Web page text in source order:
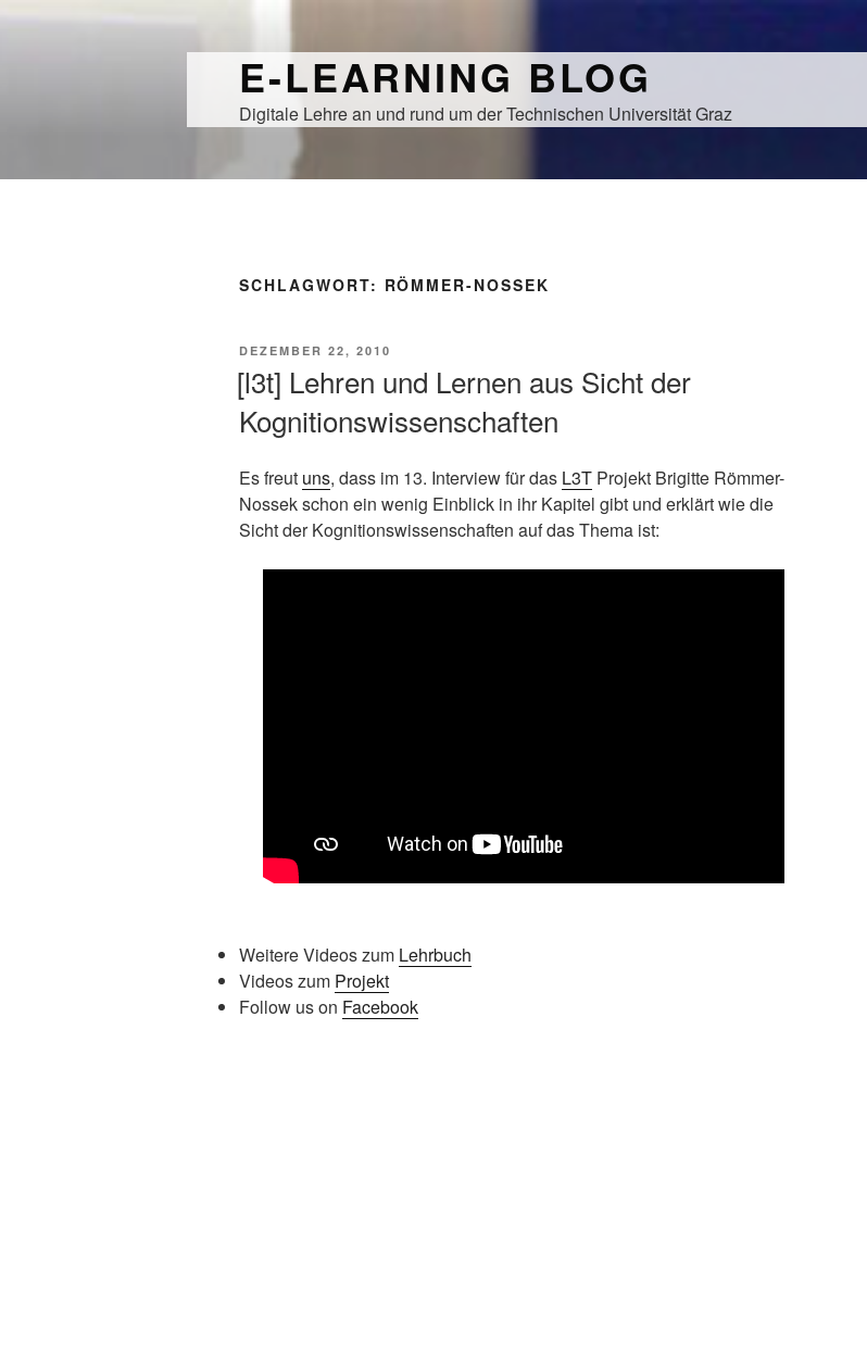
E-LEARNING BLOG
Digitale Lehre an und rund um der Technischen Universität Graz
SCHLAGWORT: RÖMMER-NOSSEK
VERÖFFENTLICHT
DEZEMBER 22, 2010
[l3t] Lehren und Lernen aus Sicht der
Kognitionswissenschaften
Es freut uns, dass im 13. Interview für das L3T Projekt Brigitte Römmer-
Nossek schon ein wenig Einblick in ihr Kapitel gibt und erklärt wie die
Sicht der Kognitionswissenschaften auf das Thema ist:
Weitere Videos zum Lehrbuch
Videos zum Projekt
Follow us on Facebook